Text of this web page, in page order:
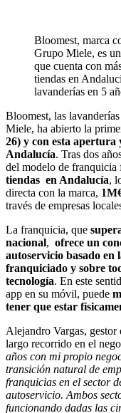
Bloomest, marca
Grupo Miele, es
que cuenta con
tiendas en
lavanderías en 5
Bloomest, las
Miele, ha abierto la
26) y con esta apertura
Andalucía. Tras dos
del modelo de
tiendas en Andalucía,
directa con la marca,
través de empresas
La franquicia, que
nacional, ofrece un
autoservicio basado en
franquiciado y sobre
tecnología. En este
app en su móvil, puede
tener que estar
Alejandro Vargas, gestor
largo recorrido en el
años con mi propio
transición natural de
franquicias en el sector
autoservicio. Ambos
funcionando dadas las